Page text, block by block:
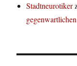
Stadtneurotiker